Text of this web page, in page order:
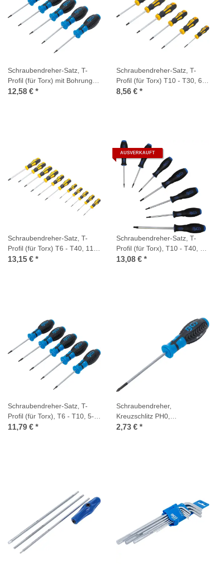
Schraubendreher-Satz, T-
Profil (für Torx) mit Bohrung,
T6 - T10, 5-tlg.
12,58 € *
Schraubendreher-Satz, T-
Profil (für Torx) T10 - T30, 6-
tlg.
8,56 € *
Schraubendreher-Satz, T-
Profil (für Torx) T6 - T40, 11-
tlg.
13,15 € *
AUSVERKAUFT
Schraubendreher-Satz, T-
Profil (für Torx), T10 - T40, 7-
tlg.
13,08 € *
Schraubendreher-Satz, T-
Profil (für Torx), T6 - T10, 5-
tlg.
11,79 € *
Schraubendreher,
Kreuzschlitz PH0,
Klingenlänge 75 mm
2,73 € *